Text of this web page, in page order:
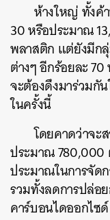
ห้างใหญ่ทั้งค้
30หรือประมาณ
พลาสติก แต่ยังมีก
ต่างๆอีกร้อยละ70
จะต้องดึงมาร่วมกั
ในครั้งนี้
โดยคาดว่าจ
ประมาณ780,000
ประมาณในการจัด
รวมทั้งลดการปล่อ
คาร์บอนไดออกไซด์